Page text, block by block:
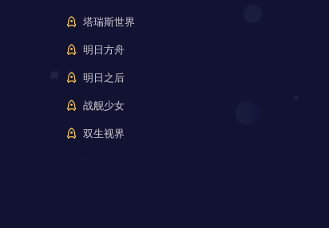
塔瑞斯世界
明日方舟
明日之后
战舰少女
双生视界